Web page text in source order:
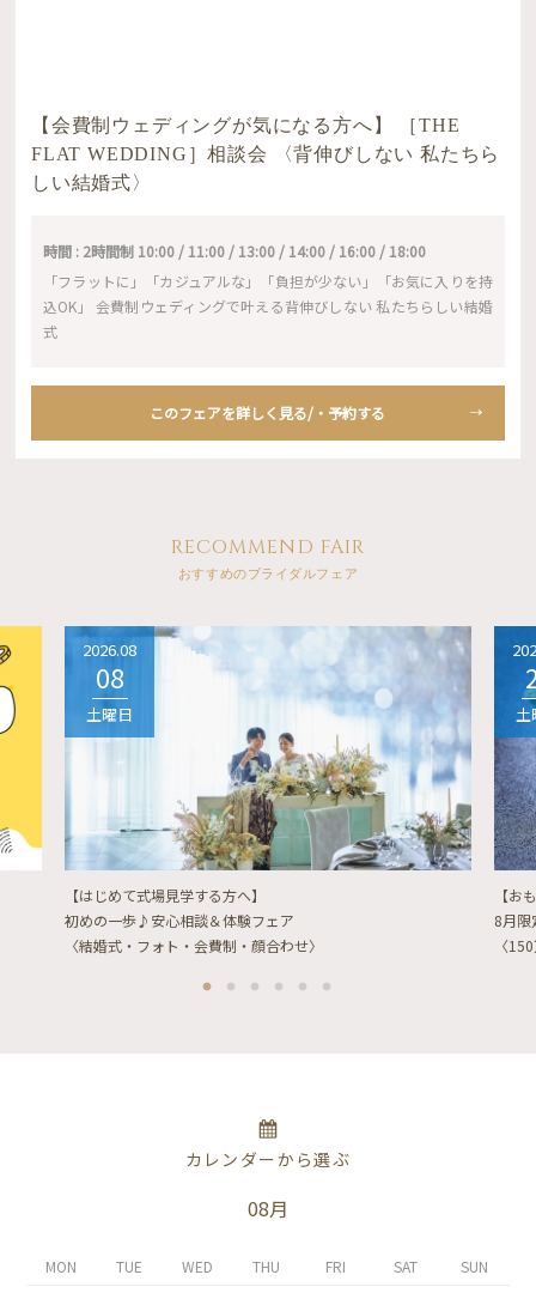
【会費制ウェディングが気になる方へ】 ［THE
FLAT WEDDING］相談会 〈背伸びしない 私たちら
しい結婚式〉
時間 : 2時間制 10:00 / 11:00 / 13:00 / 14:00 / 16:00 / 18:00
「フラットに」「カジュアルな」「負担が少ない」「お気に入りを持
込OK」 会費制ウェディングで叶える背伸びしない 私たちらしい結婚
式
このフェアを詳しく見る/・予約する
RECOMMEND FAIR
おすすめのブライダルフェア
2026.08
08
土曜日
【はじめて式場見学する方へ】
初めの一歩♪安心相談＆体験フェア
〈結婚式・フォト・会費制・顔合わせ〉
土
【お
8月限
〈
カレンダーから選ぶ
08月
MON TUE WED THU FRI SAT SUN